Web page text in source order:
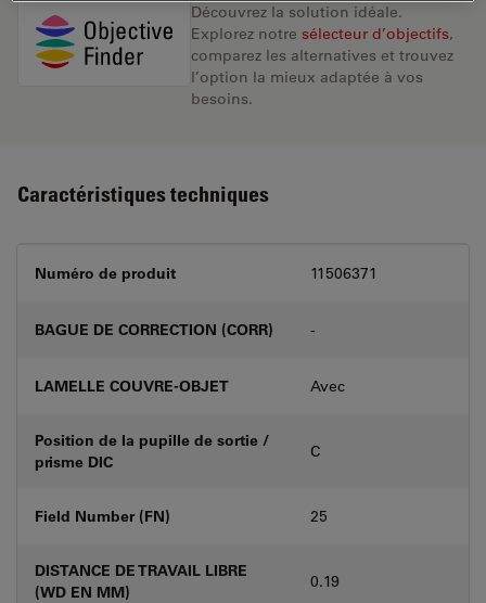
Découvrez la solution idéale.
Explorez notre sélecteur d’objectifs,
comparez les alternatives et trouvez
l’option la mieux adaptée à vos
besoins.
Caractéristiques techniques
Numéro de produit 11506371
BAGUE DE CORRECTION (CORR) -
LAMELLE COUVRE-OBJET Avec
Position de la pupille de sortie /
prisme DIC
C
Field Number (FN) 25
DISTANCE DE TRAVAIL LIBRE
(WD EN MM)
0.19